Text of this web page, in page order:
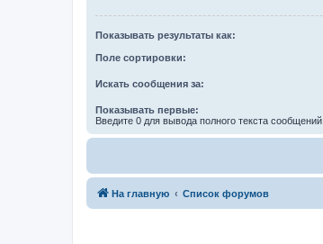
Показывать результаты как:
Поле сортировки:
Искать сообщения за:
Показывать первые:
Введите 0 для вывода полного текста сообщений.
На главную Список форумов